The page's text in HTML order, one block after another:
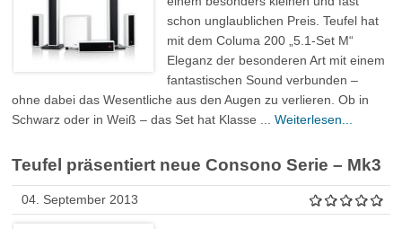
schon unglaublichen Preis. Teufel hat
mit dem Columa 200 „5.1-Set M“
Eleganz der besonderen Art mit einem
fantastischen Sound verbunden –
ohne dabei das Wesentliche aus den Augen zu verlieren. Ob in
Schwarz oder in Weiß – das Set hat Klasse ...Weiterlesen...
Teufel präsentiert neue Consono Serie – Mk3
04. September 2013